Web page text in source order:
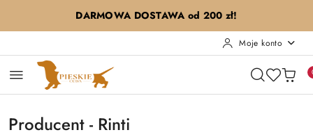
Przejdź do treści głównej
Przejdź do wyszukiwarki
Przejdź do moje konto
Przejdź do menu głównego
Przejdź do stopkiDARMOWA DOSTAWA od 200 zł!
Moje konto
Producent - Rinti